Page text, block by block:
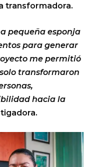
transformadora.
pequeña esponja
para generar
me permitió
transformaron
hacia la